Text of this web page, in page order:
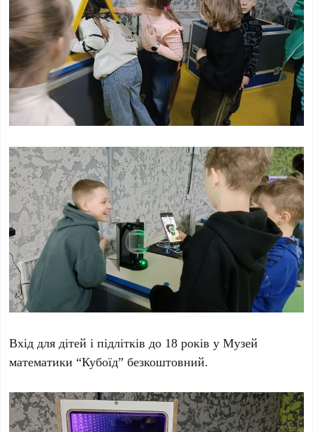
Вхід для дітей і підлітків до 18 років у Музей
математики “Кубоїд” безкоштовний.